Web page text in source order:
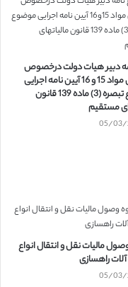
دبیر هیات دولت درخصوص
اصلاحی مواد 15 و 16 آیین نامه اجرایی
موضوع تبصره (3) ماده 139 قانون
مستقیم
05/03/
مالیات نقل و انتقال انواع
راهسازی
05/03/